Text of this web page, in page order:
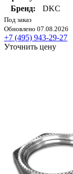
Бренд:
DKC
Под заказ
Обновлено 07.08.2026
+7 (495) 943-29-27
Уточнить цену